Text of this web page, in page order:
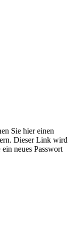
Sie hier einen
Dieser Link wird
neues Passwort